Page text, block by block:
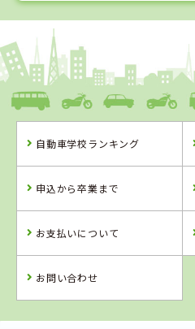
1
愛媛県
八幡浜自動車教習所
詳 細
習所
詳 細
詳 細
自動車学校ランキング
申込から卒業まで
お支払いについて
お問い合わせ